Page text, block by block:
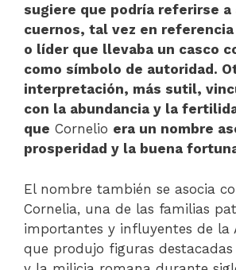
sugiere que podría referirse a
cuernos, tal vez en
o líder que llevaba un casco
como símbolo de autoridad.
interpretación, más sutil,
con la abundancia y la
que Cornelio era un nombre
prosperidad y la buena
El nombre también se asocia
Cornelia, una de las familias
importantes y influyentes de la
que produjo figuras